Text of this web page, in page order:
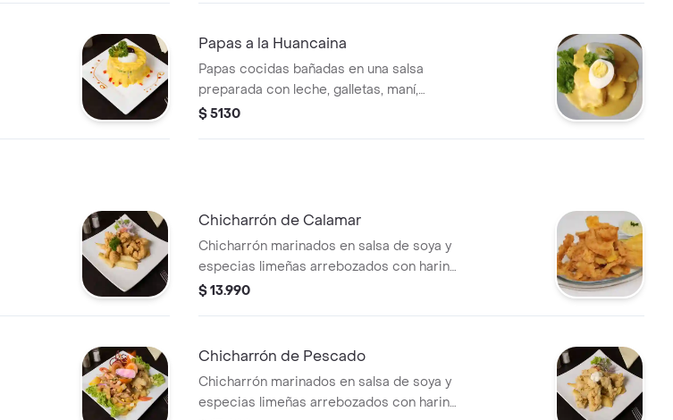
Papas a la Huancaina
Papas cocidas bañadas en una salsa
preparada con leche, galletas, maní,
queso, punto de ají amarillo
$ 5130
Chicharrón de Calamar
Chicharrón marinados en salsa de soya y
especias limeñas arrebozados con harina
y fritos, acompañados con papas
$ 13.990
Chicharrón de Pescado
Chicharrón marinados en salsa de soya y
especias limeñas arrebozados con harina